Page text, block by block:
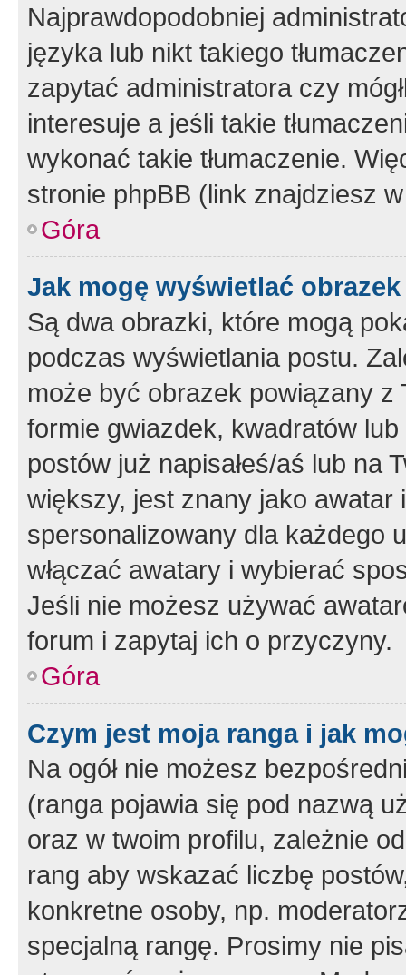
Najprawdopodobniej
języka lub nikt takiego
zapytać administratora czy
interesuje a jeśli takie
wykonać takie tłumaczenie.
stronie phpBB (link znajdziesz
Góra
Jak mogę wyświetlać
Są dwa obrazki, które mogą
podczas wyświetlania postu.
może być obrazek powiązany z
formie gwiazdek, kwadratów
postów już napisałeś/aś lub na
większy, jest znany jako
spersonalizowany dla każdego
włączać awatary i wybierać
Jeśli nie możesz używać
forum i zapytaj ich o przyczyny.
Góra
Czym jest moja ranga i jak
Na ogół nie możesz
(ranga pojawia się pod nazwą
oraz w twoim profilu, zależnie
rang aby wskazać liczbę
konkretne osoby, np.
specjalną rangę. Prosimy nie